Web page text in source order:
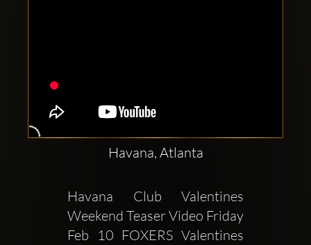
Havana, Atlanta
Havana Club Valentines
Weekend Teaser Video Friday
Feb 10 FOXERS Valentines